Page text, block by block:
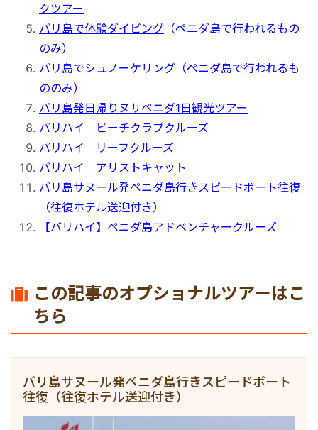
クツアー
バリ島で体験ダイビング （ペニダ島で行われるもの
のみ）
バリ島でシュノーケリング （ペニダ島で行われるも
ののみ）
バリ島発日帰りヌサペニダ1日観光ツアー
バリハイ ビーチクラブクルーズ
バリハイ リーフクルーズ
バリハイ アリストキャット
バリ島サヌール発ペニダ島行きスピードボート往復
（往復ホテル送迎付き）
【バリハイ】ペニダ島アドベンチャークルーズ
この記事のオプショナルツアーはこ
ちら
バリ島サヌール発ペニダ島行きスピードボート
往復（往復ホテル送迎付き）